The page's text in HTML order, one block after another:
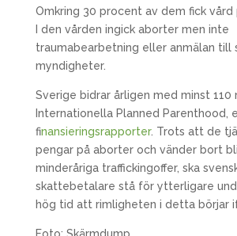
Omkring 30 procent av dem fick vård
I den vården ingick aborter men inte
traumabearbetning eller anmälan till
myndigheter.
Sverige bidrar årligen med minst 110
Internationella Planned Parenthood,
finansieringsrapporter. Trots att de
pengar på aborter och vänder bort
minderåriga traffickingoffer, ska
skattebetalare stå för ytterligare
hög tid att rimligheten i detta börjar